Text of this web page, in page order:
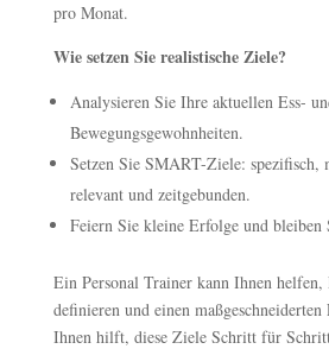
pro Monat.
Wie setzen Sie realistische Ziele?
Analysieren Sie Ihre aktuellen Ess-
Bewegungsgewohnheiten.
Setzen Sie SMART-Ziele: spezifisch,
relevant und zeitgebunden.
Feiern Sie kleine Erfolge und
Ein Personal Trainer kann Ihnen
definieren und einen
Ihnen hilft, diese Ziele Schritt für